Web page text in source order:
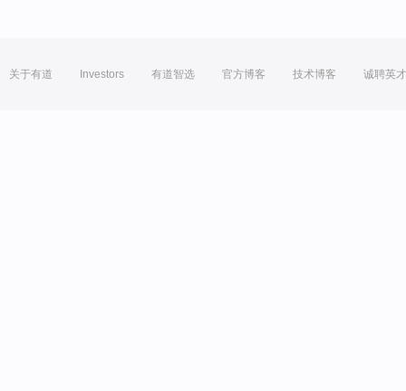
关于有道 Investors 有道智选 官方博客 技术博客 诚聘英才